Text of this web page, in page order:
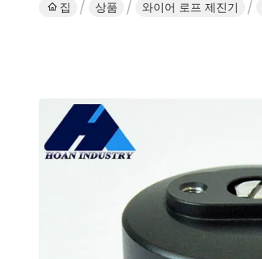
집 상품 와이어 로프 제진기